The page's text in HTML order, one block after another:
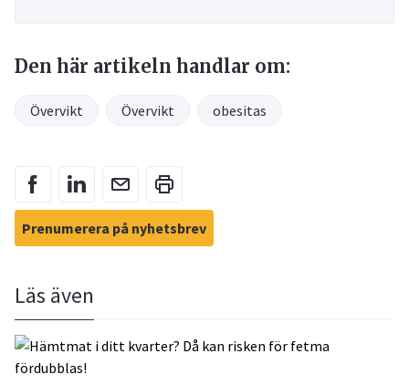
Den här artikeln handlar om:
Övervikt Övervikt obesitas
Prenumerera på nyhetsbrev
Läs även